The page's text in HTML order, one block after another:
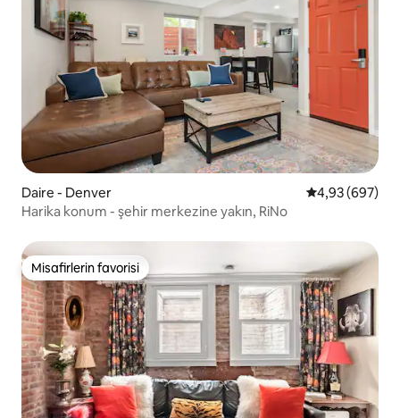
Daire - Denver 5 üzerinden
4,93 (697)
Harika konum - şehir merkezine yakın, RiNo
Misafirlerin favorisi
Misafirlerin favorisi